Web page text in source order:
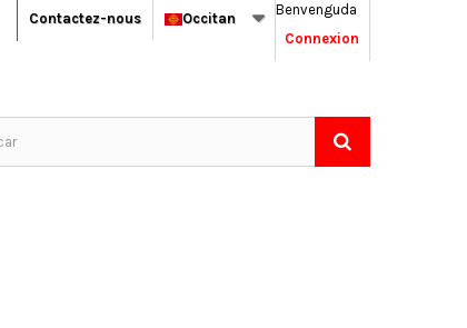
Benvenguda
Connexion
Occitan
Contactez-nous